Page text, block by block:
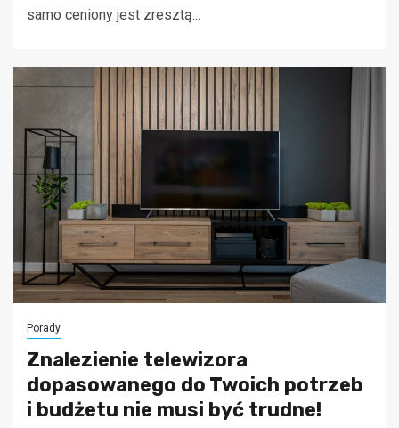
samo ceniony jest zresztą...
Porady
Znalezienie telewizora
dopasowanego do Twoich potrzeb
i budżetu nie musi być trudne!